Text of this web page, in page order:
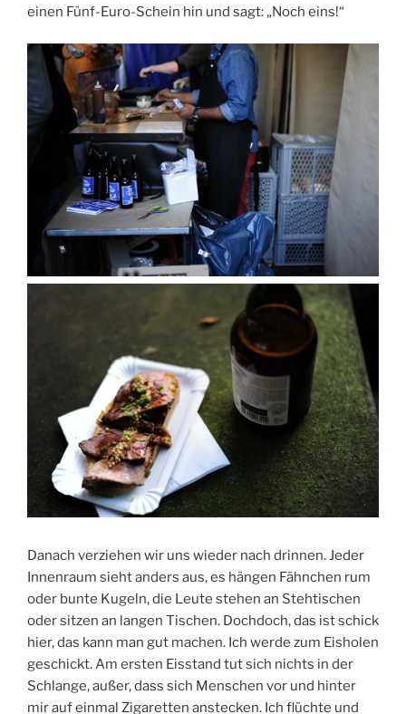
einen Fünf-Euro-Schein hin und sagt: „Noch eins!“
Danach verziehen wir uns wieder nach drinnen. Jeder
Innenraum sieht anders aus, es hängen Fähnchen rum
oder bunte Kugeln, die Leute stehen an Stehtischen
oder sitzen an langen Tischen. Dochdoch, das ist schick
hier, das kann man gut machen. Ich werde zum Eisholen
geschickt. Am ersten Eisstand tut sich nichts in der
Schlange, außer, dass sich Menschen vor und hinter
mir auf einmal Zigaretten anstecken. Ich flüchte und